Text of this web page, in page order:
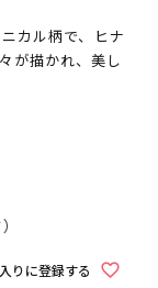
カル柄で、ヒナ
が描かれ、美し
りに登録する